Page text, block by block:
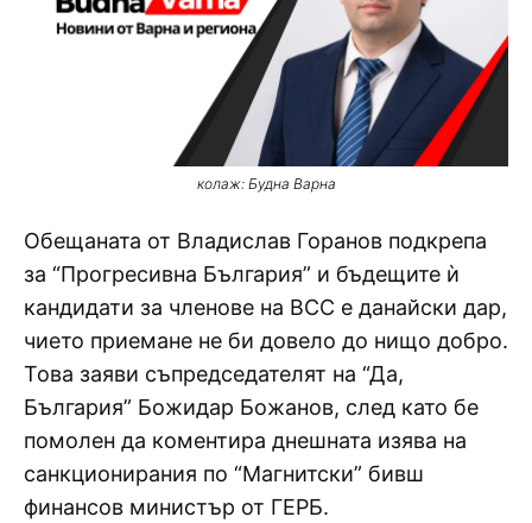
колаж: Будна Варна
Обещаната от Владислав Горанов подкрепа
за “Прогресивна България” и бъдещите ѝ
кандидати за членове на ВСС е данайски дар,
чието приемане не би довело до нищо добро.
Това заяви съпредседателят на “Да,
България” Божидар Божанов, след като бе
помолен да коментира днешната изява на
санкционирания по “Магнитски” бивш
финансов министър от ГЕРБ.